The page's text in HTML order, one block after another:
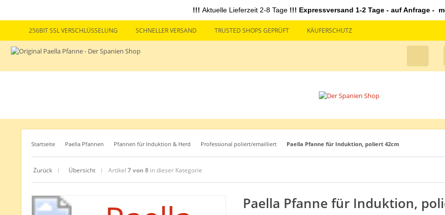
!!! Aktuelle Lieferzeit 2-8 Tage !!! Expressversand 1-2 Tage - auf Anfrage -
256BIT SSL VERSCHLÜSSELUNG SCHNELLER VERSAND TRUSTED SHOPS GEPRÜFT KÄUFERSCHUTZ
Startseite Paella Pfannen Pfannen für Induktion & Herd Professional poliert/emailliert Paella Pfanne für Induktion, poliert 42cm
Zurück | Übersicht | Artikel 7 von 8 in dieser Kategorie
Paella Pfanne für Induktion,